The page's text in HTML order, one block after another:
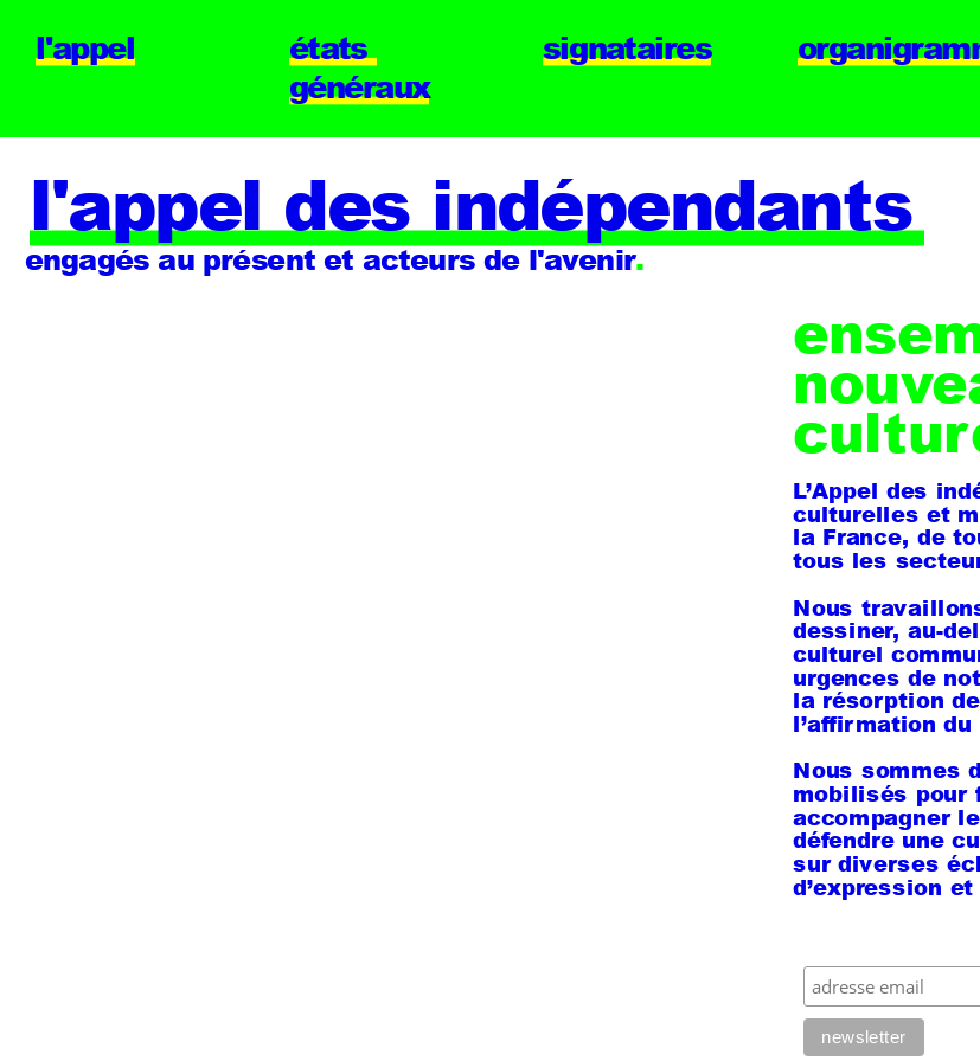
l'appel des indépendants
engagés au présent et acteurs de l'avenir.
L’Appel des
culturelles et
la France, de
tous les
Nous
dessiner, au-
culturel
urgences de
la résorption
l’affirmation
Nous sommes
mobilisés pour
accompagner
défendre une
sur diverses
d’expression
l'appel
états
généraux
signataires